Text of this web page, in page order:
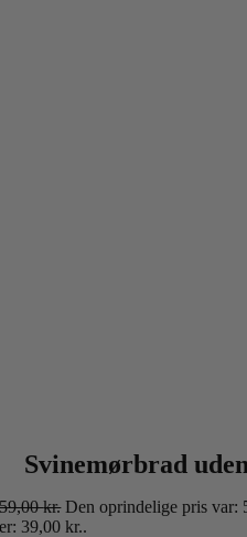
Svinemørbrad
59,00kr. Den oprindelige pris var:
er: 39,00 kr..